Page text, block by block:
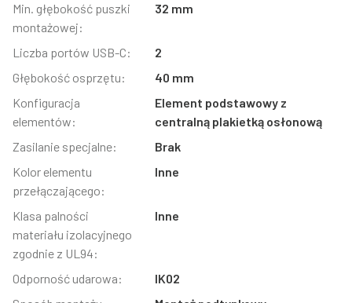
Min. głębokość puszki
montażowej:
32 mm
Liczba portów USB-C:
2
Głębokość osprzętu:
40 mm
Konfiguracja
elementów:
Element podstawowy z
centralną plakietką osłonową
Zasilanie specjalne:
Brak
Kolor elementu
przełączającego:
Inne
Klasa palności
materiału izolacyjnego
zgodnie z UL94:
Inne
Odporność udarowa:
IK02